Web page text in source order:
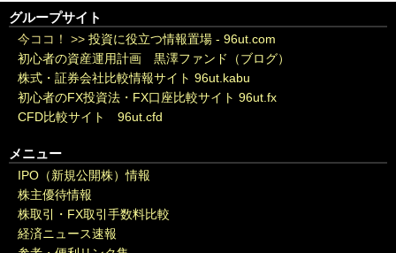
グループサイト
今ココ！ >> 投資に役立つ情報置場 - 96ut.com
初心者の資産運用計画 黒澤ファンド（ブログ）
株式・証券会社比較情報サイト 96ut.kabu
初心者のFX投資法・FX口座比較サイト 96ut.fx
CFD比較サイト 96ut.cfd
メニュー
IPO（新規公開株）情報
株主優待情報
株取引・FX取引手数料比較
経済ニュース速報